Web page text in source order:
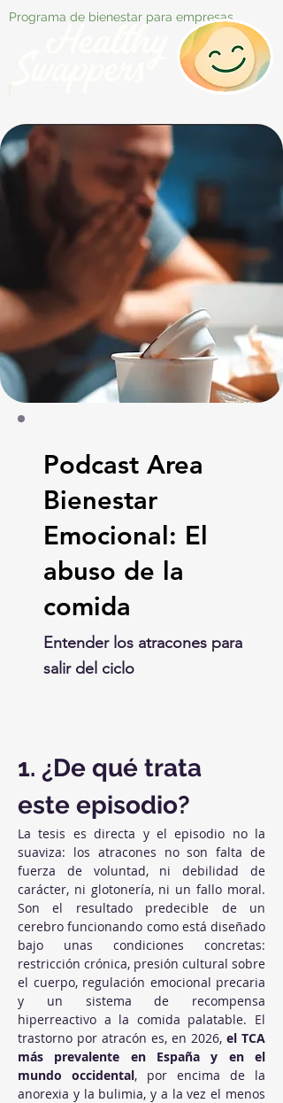
Programa de bienestar para empresas
Podcast Area
Bienestar
Emocional: El
abuso de la
comida
Entender los atracones para
salir del ciclo
1. ¿De qué trata
este episodio?
La tesis es directa y el episodio no la
suaviza: los atracones no son falta de
fuerza de voluntad, ni debilidad de
carácter, ni glotonería, ni un fallo moral.
Son el resultado predecible de un
cerebro funcionando como está diseñado
bajo unas condiciones concretas:
restricción crónica, presión cultural sobre
el cuerpo, regulación emocional precaria
y un sistema de recompensa
hiperreactivo a la comida palatable. El
trastorno por atracón es, en 2026, el TCA
más prevalente en España y en el
mundo occidental, por encima de la
anorexia y la bulimia, y a la vez el menos